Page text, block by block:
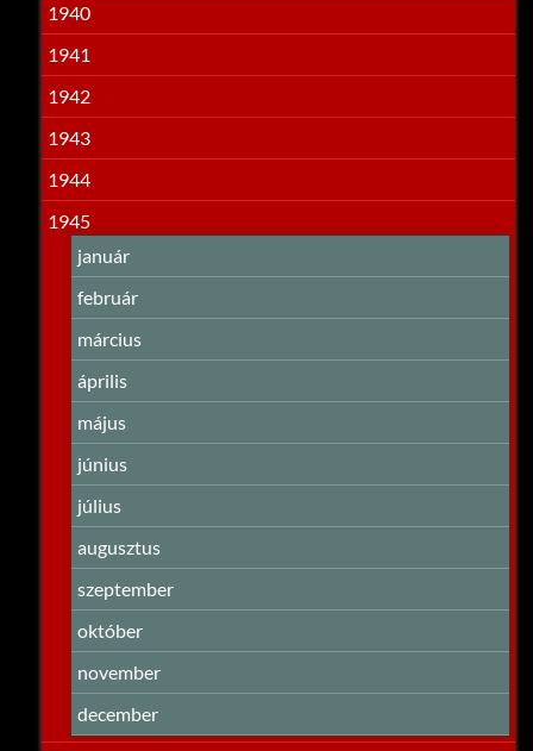
1940
1941
1942
1943
1944
1945
január
február
március
április
május
június
július
augusztus
szeptember
október
november
december